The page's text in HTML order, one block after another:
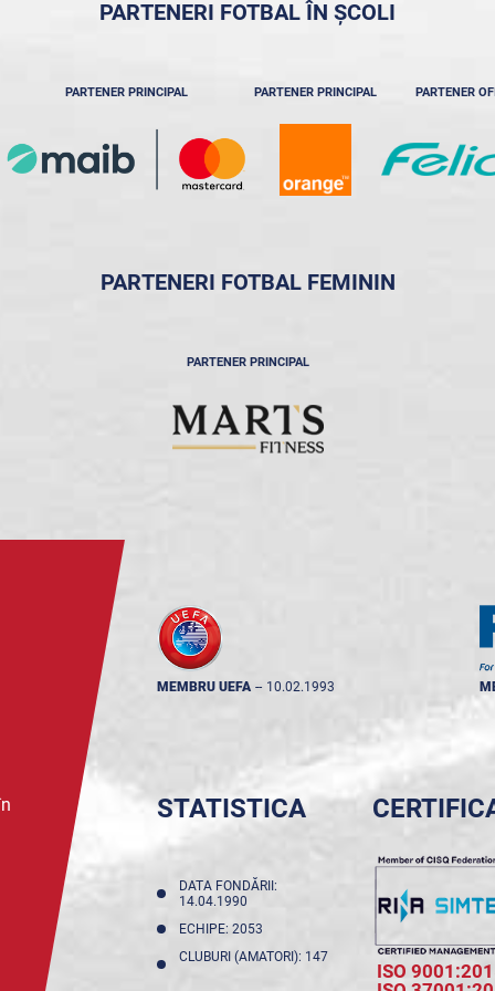
PARTENERI FOTBAL ÎN ȘCOLI
PARTENER PRINCIPAL PARTENER PRINCIPAL PARTENER
PARTENERI FOTBAL FEMININ
PARTENER PRINCIPAL
MEMBRU UEFA -- 10.02.1993
STATISTICA
DATA FONDĂRII:
14.04.1990
ECHIPE: 2053
CLUBURI (AMATORI): 147
ISO